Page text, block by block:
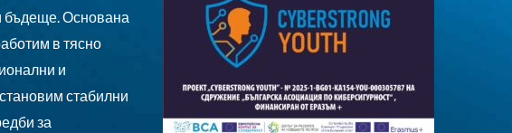
бъдеще. Основана
в тясно
и
стабилни
за